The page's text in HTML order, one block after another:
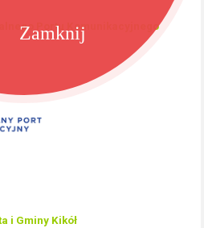
Portu Komunikacyjnego
i Gminy Kikół
Zamknij